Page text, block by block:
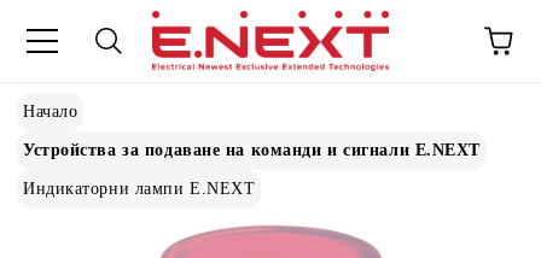
Начало
Устройства за подаване на команди и сигнали E.NEXT
Индикаторни лампи E.NEXT